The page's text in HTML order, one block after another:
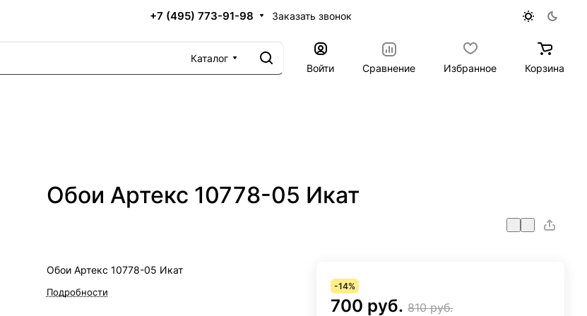
+7 (495) 773-91-98 Заказать звонок
Каталог
Войти
Сравнение Избранное Корзина
Обои Артекс 10778-05 Икат
Обои Артекс 10778-05 Икат
Подробности
-14%
700 руб. 810 руб.